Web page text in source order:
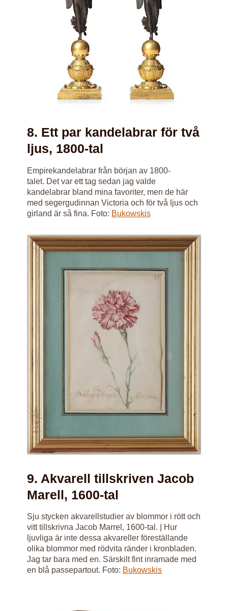
8. Ett par kandelabrar för två
ljus, 1800-tal
Empirekandelabrar från början av 1800-
talet. Det var ett tag sedan jag valde
kandelabrar bland mina favoriter, men de här
med segergudinnan Victoria och för två ljus och
girland är så fina. Foto: Bukowskis
9. Akvarell tillskriven Jacob
Marell, 1600-tal
Sju stycken akvarellstudier av blommor i rött och
vitt tillskrivna Jacob Marrel, 1600-tal. | Hur
ljuvliga är inte dessa akvareller föreställande
olika blommor med rödvita ränder i kronbladen.
Jag tar bara med en. Särskilt fint inramade med
en blå passepartout. Foto: Bukowskis